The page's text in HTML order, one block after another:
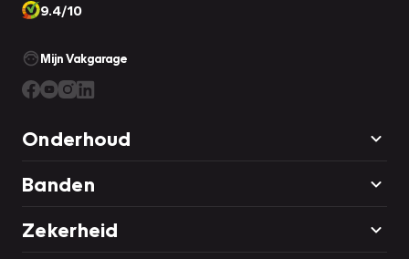
9.4/10
Mijn Vakgarage
Onderhoud
Banden
Zekerheid